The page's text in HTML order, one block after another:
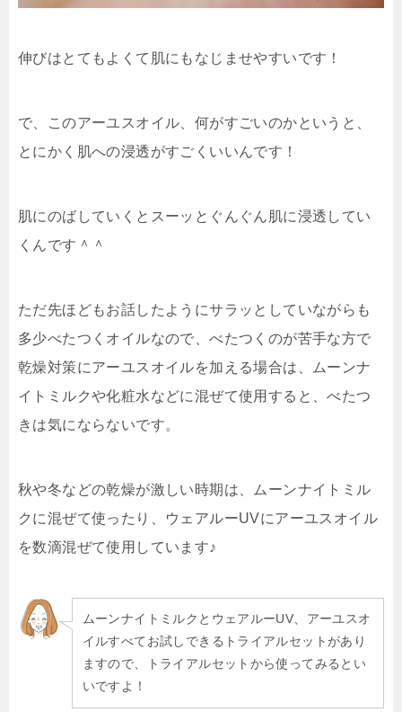
伸びはとてもよくて肌にもなじませやすいです！
で、このアーユスオイル、何がすごいのかというと、
とにかく 肌への浸透がすごくいいんです！
肌にのばしていくとスーッとぐんぐん肌に浸透してい
くんです＾＾
ただ先ほどもお話したようにサラッとしていながらも
多少べたつくオイルなので、べたつくのが苦手な方で
乾燥対策にアーユスオイルを加える場合は、ムーンナ
イトミルクや化粧水などに混ぜて使用すると、べたつ
きは気にならないです。
秋や冬などの乾燥が激しい時期 は、ムーンナイトミル
クに混ぜて使ったり、ウェアルーUVにアーユスオイル
を数滴混ぜて使用しています♪
ムーンナイトミルクとウェアルーUV、アーユスオ
イルすべてお試しできるトライアルセットがあり
ますので、トライアルセットから使ってみるとい
いですよ！